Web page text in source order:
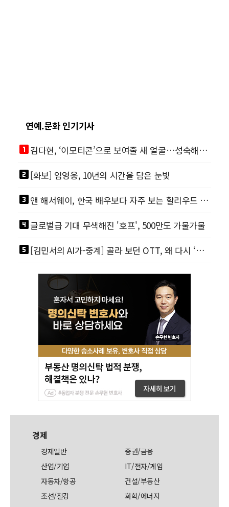
연예.문화 인기기사
looks_one 김다현, ‘이모티콘’으로 보여줄 새 얼굴…성숙해진 비주얼
looks_two[화보] 임영웅, 10년의 시간을 담은 눈빛
looks_3 앤 해서웨이, 한국 배우보다 자주 보는 할리우드 스타
looks_4글로벌급 기대 무색해진 '호프', 500만도 가물가물
looks_5 [김민서의 AI가-중계] 골라 보던 OTT, 왜 다시 ‘본방 사수’를 부르나
경제
경제일반
증권/금융
산업/기업
IT/전자/게임
자동차/항공
건설/부동산
조선/철강
화학/에너지